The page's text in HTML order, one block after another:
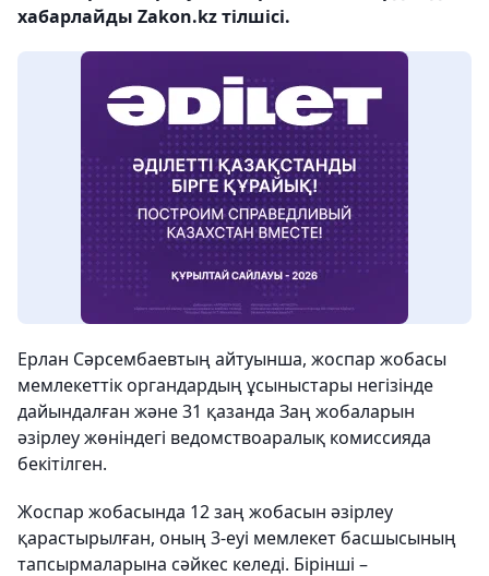
хабарлайды Zakon.kz тілшісі.
Ерлан Сәрсембаевтың айтуынша, жоспар жобасы
мемлекеттік органдардың ұсыныстары негізінде
дайындалған және 31 қазанда Заң жобаларын
әзірлеу жөніндегі ведомствоаралық комиссияда
бекітілген.
Жоспар жобасында 12 заң жобасын әзірлеу
қарастырылған, оның 3-еуі мемлекет басшысының
тапсырмаларына сәйкес келеді. Бірінші –